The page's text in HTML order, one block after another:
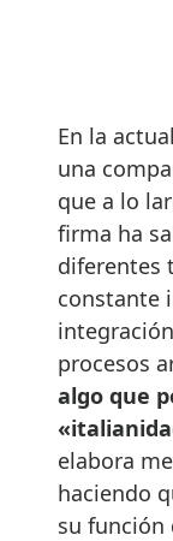
En la
una
que a lo
firma ha
diferentes
constante
procesos
algo que
elabora
haciendo
su función